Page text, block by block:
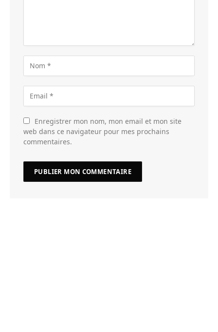
Enregistrer mon nom, mon email et mon site
web dans ce navigateur pour mes prochains
commentaires.